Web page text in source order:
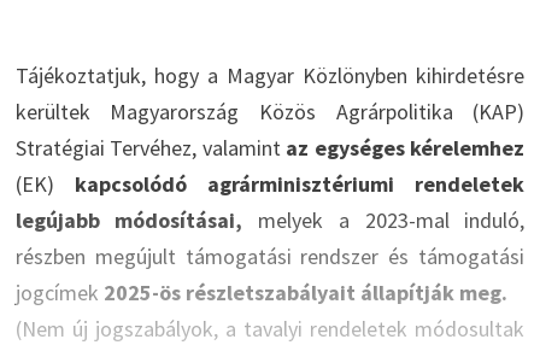
Tájékoztatjuk, hogy a Magyar Közlönyben kihirdetésre
kerültek Magyarország Közös Agrárpolitika (KAP)
Stratégiai Tervéhez, valamint az egységes kérelemhez
(EK) kapcsolódó agrárminisztériumi rendeletek
legújabb módosításai, melyek a 2023-mal induló,
részben megújult támogatási rendszer és támogatási
jogcímek 2025-ös részletszabályait állapítják meg.
(Nem új jogszabályok, a tavalyi rendeletek módosultak